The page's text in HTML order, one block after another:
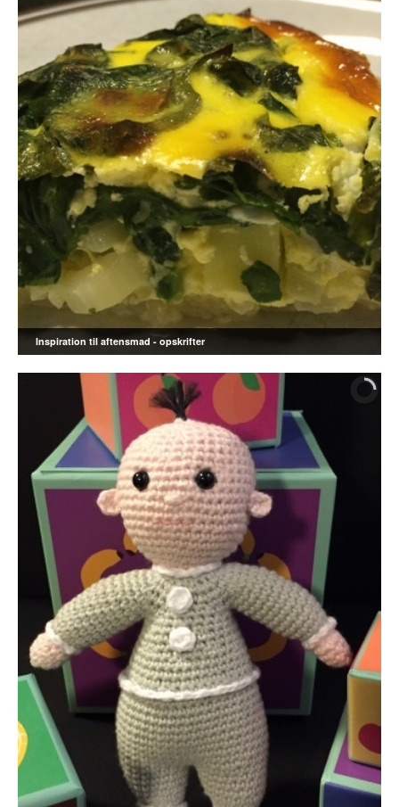
Inspiration til aftensmad - opskrifter